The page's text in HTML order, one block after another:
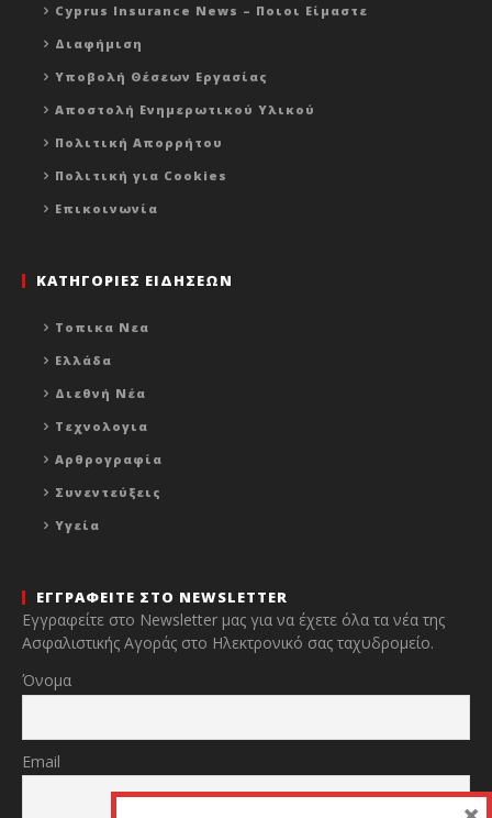
Cyprus Insurance News – Ποιοι Είμαστε
Διαφήμιση
Υποβολή Θέσεων Εργασίας
Αποστολή Ενημερωτικού Υλικού
Πολιτική Απορρήτου
Πολιτική για Cookies
Επικοινωνία
ΚΑΤΗΓΟΡΙΕΣ ΕΙΔΗΣΕΩΝ
Τοπικα Νεα
Ελλάδα
Διεθνή Νέα
Τεχνολογια
Αρθρογραφία
Συνεντεύξεις
Υγεία
ΕΓΓΡΑΦΕΙΤΕ ΣΤΟ NEWSLETTER
Εγγραφείτε στο Newsletter μας για να έχετε όλα τα νέα της
Ασφαλιστικής Αγοράς στο Ηλεκτρονικό σας ταχυδρομείο.
Όνομα
Email